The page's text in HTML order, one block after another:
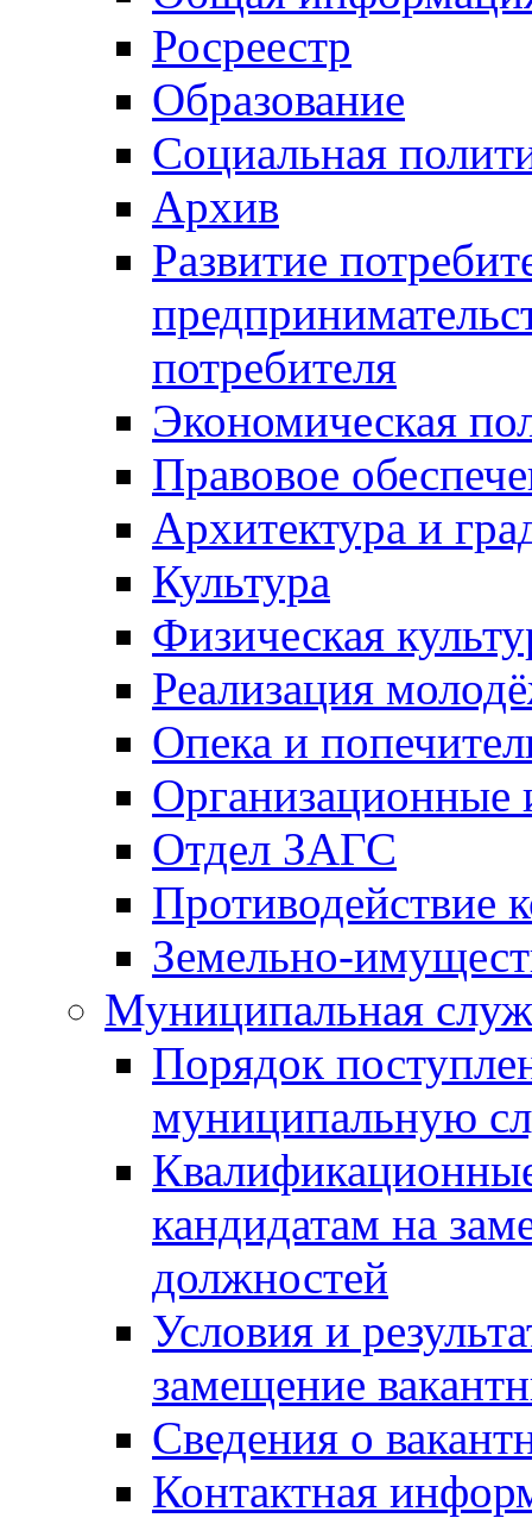
Росреестр
Образование
Социальная
Архив
Развитие
потребителя
Экономическая
Правовое
Архитектура и
Культура
Физическая
Реализация
Опека и
Отдел ЗАГС
Противодействие
Земельно-
Муниципальная
Порядок
муниципальную
кандидатам на
должностей
Условия и
замещение
Сведения о
Контактная